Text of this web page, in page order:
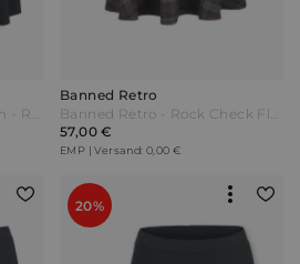
Outer Vision - Planetarium - Rock - schwarz
Banned Retro
Banned Retro - Rock Check Flared Skirt - Kurzer Rock - grau|lila
57,00 €
EMP | Versand: 0,00 €
20%